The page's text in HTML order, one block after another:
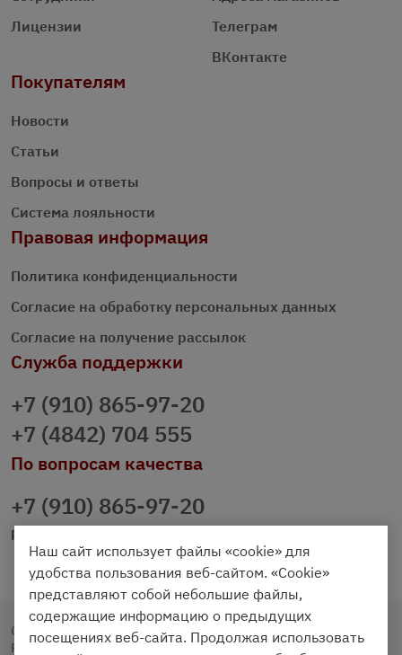
Лицензии
Телеграм
ВКонтакте
Покупателям
Новости
Статьи
Вопросы и ответы
Система лояльности
Правовая информация
Политика конфиденциальности
Согласие на обработку персональных данных
Согласие на получение рассылок
Служба поддержки
+7 (910) 865-97-20
+7 (4842) 704 555
По вопросам качества
+7 (910) 865-97-20
prazdnichniy40@palmi.ru
Copyright © 2020 - 2026. Праздничный Стол.
Разработка и продвижение - Vegas Studio
Наш сайт использует файлы «cookie» для
удобства пользования веб-сайтом. «Cookie»
представляют собой небольшие файлы,
содержащие информацию о предыдущих
посещениях веб-сайта. Продолжая использовать